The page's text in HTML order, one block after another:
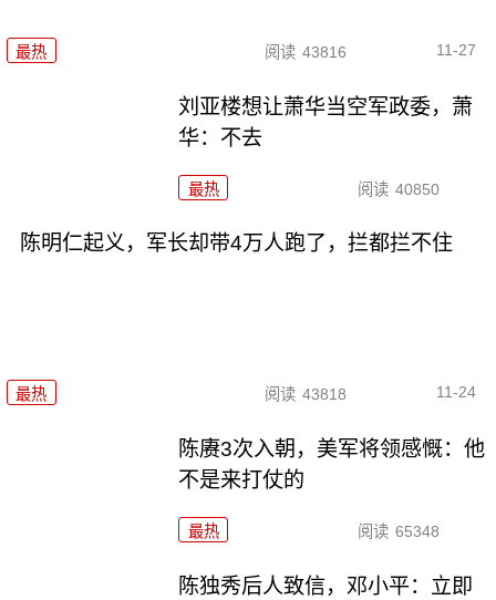
最热 阅读 43816 11-27
刘亚楼想让萧华当空军政委，萧
华：不去
最热 阅读 40850
陈明仁起义，军长却带4万人跑了，拦都拦不住
最热 阅读 43818 11-24
陈赓3次入朝，美军将领感慨：他
不是来打仗的
最热 阅读 65348
陈独秀后人致信，邓小平：立即